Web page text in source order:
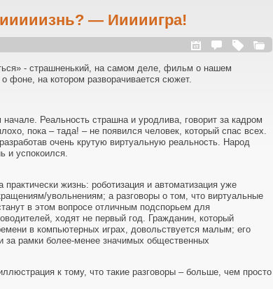
— Ииииигра!
- страшненький, на самом деле, фильм о нашем
фоне, на котором разворачивается сюжет.
Реальность страшна и уродлива, говорит за кадром
пока – тада! – не появился человек, который спас всех.
очень крутую виртуальную реальность. Народ
и успокоился.
жизнь: роботизация и автоматизация уже
увольнениям; а разговоры о том, что виртуальные
в этом вопросе отличным подспорьем для
ходят не первый год. Гражданин, который
в компьютерных играх, довольствуется малым; его
за рамки более-менее значимых общественных
к тому, что такие разговоры – больше, чем просто